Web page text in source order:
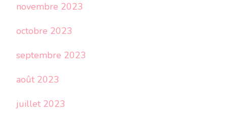
novembre 2023
octobre 2023
septembre 2023
août 2023
juillet 2023